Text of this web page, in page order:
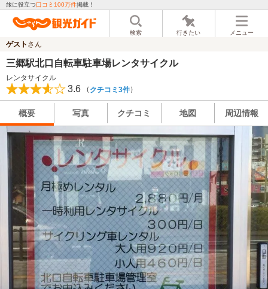
旅に役立つ口コミ100万件掲載！
検索 行きたい メニュー
ゲスト さん
三郷駅北口自転車駐車場レンタサイクル
レンタサイクル
3.6 （ クチコミ3件）
概要 写真 クチコミ 地図 周辺情報